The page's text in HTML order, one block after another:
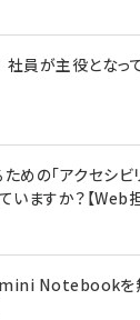
社員が主役となっ
めの「アクセシビ
いますか？【Web
Notebookを